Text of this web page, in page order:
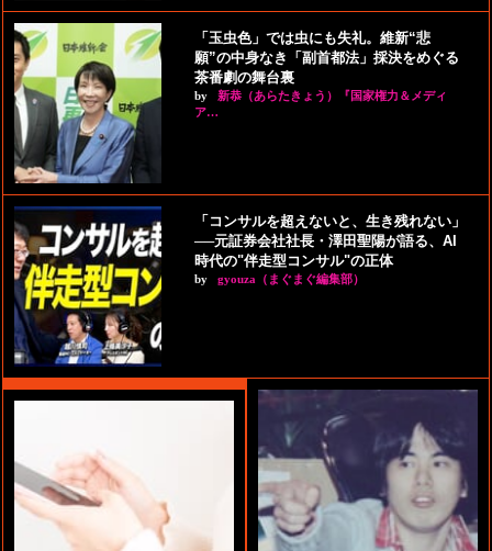
「玉虫色」では虫にも失礼。維新“悲
願”の中身なき「副首都法」採決をめぐる
茶番劇の舞台裏
by
新恭（あらたきょう）『国家権力＆メディ
ア…
「コンサルを超えないと、生き残れない」
──元証券会社社長・澤田聖陽が語る、AI
時代の"伴走型コンサル"の正体
by gyouza（まぐまぐ編集部）